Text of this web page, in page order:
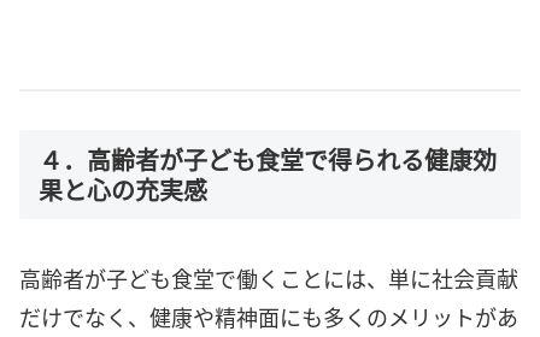
４．高齢者が子ども食堂で得られる健康効
果と心の充実感
高齢者が子ども食堂で働くことには、単に社会貢献
だけでなく、健康や精神面にも多くのメリットがあ